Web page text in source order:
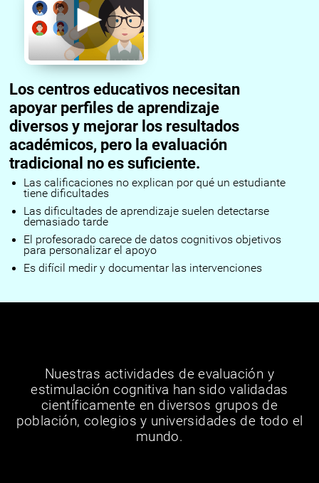
Los centros educativos necesitan
apoyar perfiles de aprendizaje
diversos y mejorar los resultados
académicos, pero la evaluación
tradicional no es suficiente.
Las calificaciones no explican por qué un estudiante
tiene dificultades
Las dificultades de aprendizaje suelen detectarse
demasiado tarde
El profesorado carece de datos cognitivos objetivos
para personalizar el apoyo
Es difícil medir y documentar las intervenciones
Nuestras actividades de evaluación y
estimulación cognitiva han sido validadas
científicamente en diversos grupos de
población, colegios y universidades de todo el
mundo.